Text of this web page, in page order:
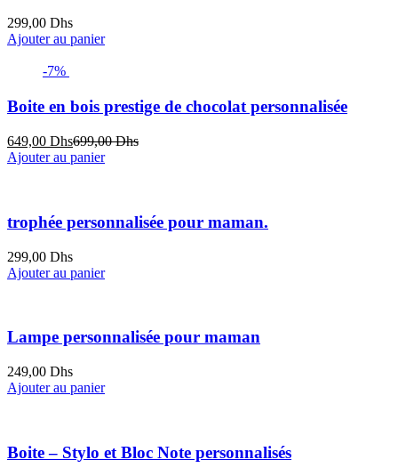
299,00 Dhs
Ajouter au panier
-7%
Boite en bois prestige de chocolat personnalisée
649,00 DhsLe
prix
699,00DhsLe
Ajouter au panier
trophée personnalisée pour maman.
299,00 Dhs
Ajouter au panier
Lampe personnalisée pour maman
249,00 Dhs
Ajouter au panier
Boite – Stylo et Bloc Note personnalisés